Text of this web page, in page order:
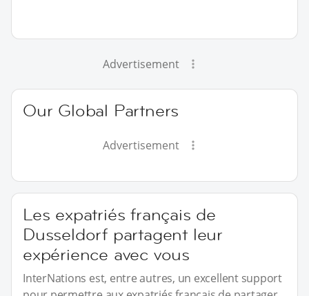
Advertisement
Our Global Partners
Advertisement
Les expatriés français de
Dusseldorf partagent leur
expérience avec vous
InterNations est, entre autres, un excellent support